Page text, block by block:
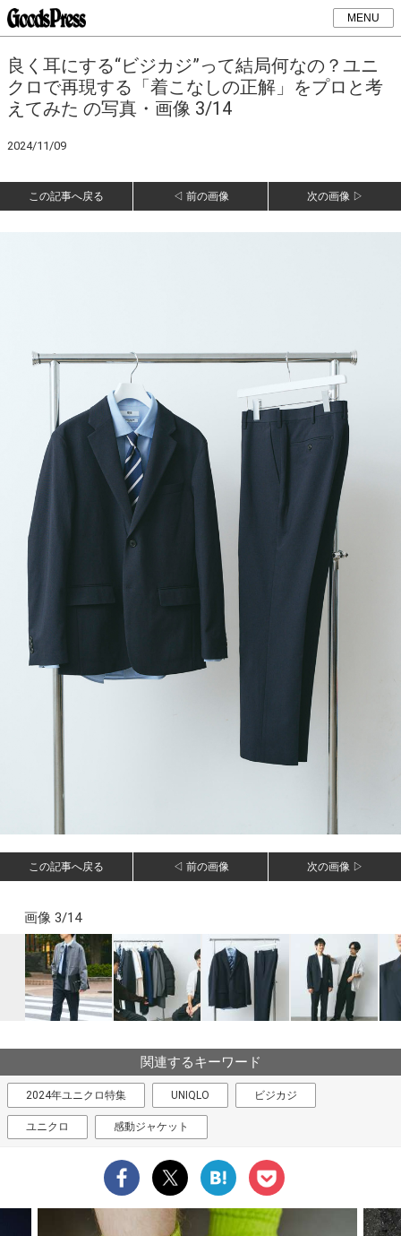
MENU
良く耳にする“ビジカジ”って結局何なの？ユニ
クロで再現する「着こなしの正解」をプロと考
えてみた の写真・画像 3/14
2024/11/09
この記事へ戻る ◁ 前の画像 次の画像 ▷
この記事へ戻る ◁ 前の画像 次の画像 ▷
画像 3/14
関連するキーワード
2024年ユニクロ特集 UNIQLO ビジカジ
ユニクロ 感動ジャケット